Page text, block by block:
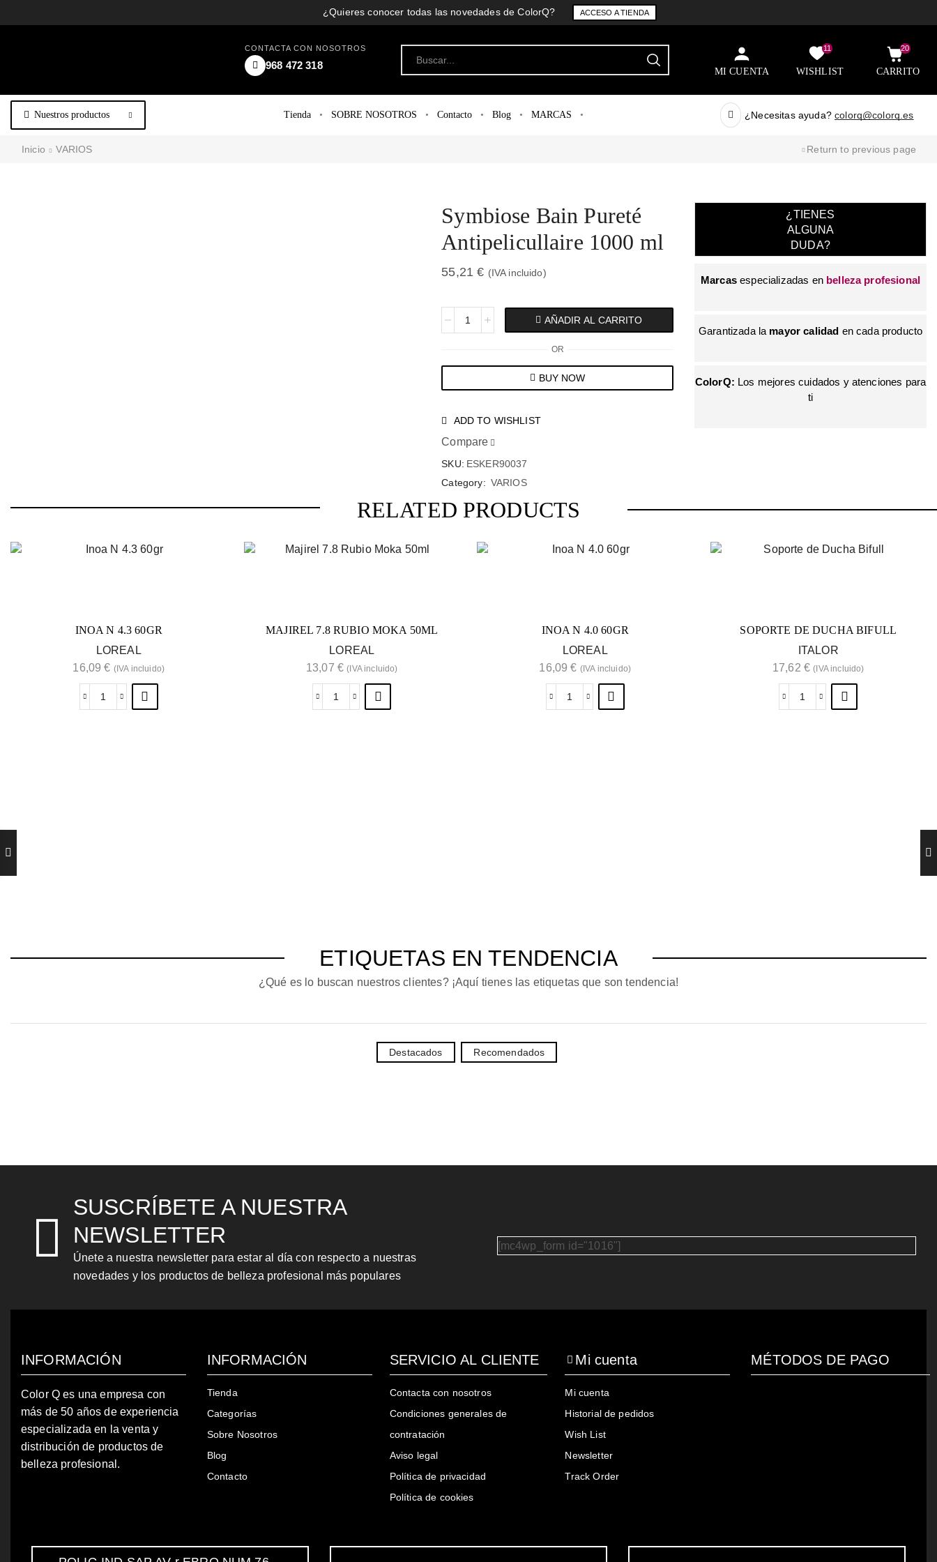
¿Quieres conocer todas las novedades de ColorQ? ACCESO A TIENDA
CONTACTA CON NOSOTROS
968 472 318 MI CUENTA
11
WISHLIST
20
CARRITO
Nuestros productos Tienda SOBRE NOSOTROS Contacto Blog MARCAS ¿Necesitas ayuda?colorq@colorq.es
Inicio VARIOS Return to previous page
Symbiose Bain Pureté
Antipelicullaire 1000 ml
55,21€ (IVA incluido)
AÑADIR AL CARRITO
OR
BUY NOW
ADD TO WISHLIST
Compare
SKU: ESKER90037
Category: VARIOS
¿TIENES
ALGUNA
DUDA?
Marcasespecializadas en belleza profesional
Garantizada la mayor calidad en cada producto
ColorQ: Los mejores cuidados y atenciones para
ti
LA BELLEZA
MÁS
RELATED PRODUCTS
INOA N 4.3 60GR
LOREAL
16,09€ (IVA incluido)
MAJIREL 7.8 RUBIO MOKA 50ML
LOREAL
13,07 € (IVA incluido)
INOA N 4.0 60GR
LOREAL
16,09€ (IVA incluido)
SOPORTE DE DUCHA BIFULL
ITALOR
17,62 € (IVA incluido)
ETIQUETAS EN TENDENCIA
¿Qué es lo buscan nuestros clientes? ¡Aquí tienes las etiquetas que son tendencia!
Destacados Recomendados
SUSCRÍBETE A NUESTRA
NEWSLETTER
Únete a nuestra newsletter para estar al día con respecto a nuestras
novedades y los productos de belleza profesional más populares
[mc4wp_form id="1016"]
INFORMACIÓN
Color Q es una empresa con
más de 50 años de experiencia
especializada en la venta y
distribución de productos de
belleza profesional.
INFORMACIÓN
Tienda
Categorías
Sobre Nosotros
Blog
Contacto
SERVICIO AL CLIENTE
Contacta con nosotros
Condiciones generales de
contratación
Aviso legal
Política de privacidad
Política de cookies
Mi cuenta
Mi cuenta
Historial de pedidos
Wish List
Newsletter
Track Order
MÉTODOS DE PAGO